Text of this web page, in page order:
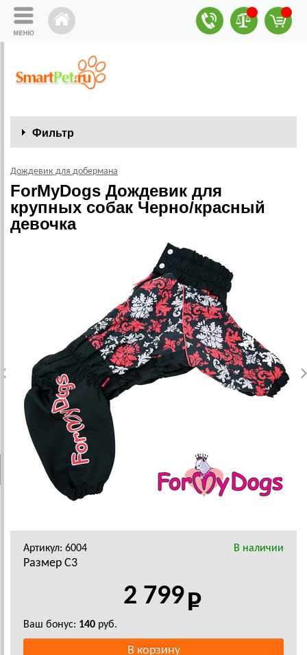
Фильтр
Дождевик для добермана
ForMyDogs Дождевик для
крупных собак Черно/красный
девочка
Артикул: 6004 В наличии
Размер C3
2 799
Ваш бонус: 140 руб.